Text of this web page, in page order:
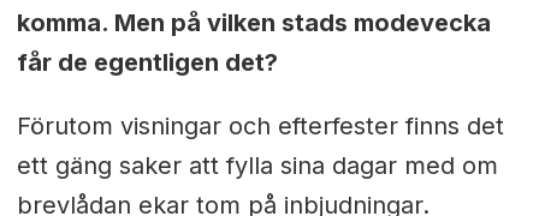
komma. Men på vilken stads modevecka
får de egentligen det?
Förutom visningar och efterfester finns det
ett gäng saker att fylla sina dagar med om
brevlådan ekar tom på inbjudningar.